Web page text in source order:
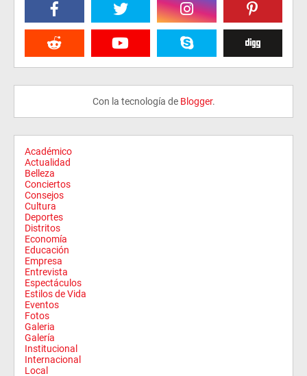
Con la tecnología de Blogger.
Académico
Actualidad
Belleza
Conciertos
Consejos
Cultura
Deportes
Distritos
Economía
Educación
Empresa
Entrevista
Espectáculos
Estilos de Vida
Eventos
Fotos
Galeria
Galería
Institucional
Internacional
Local